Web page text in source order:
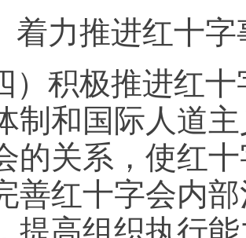
着力推进红十
）积极推进红
制和国际人道
的关系，使红
善红十字会内